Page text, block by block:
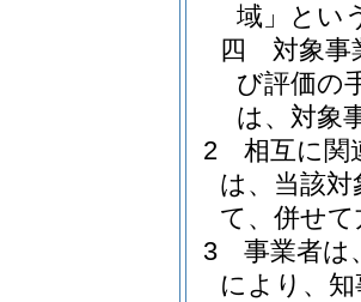
域」とい
四
対象事
び評価の
は、対象
2
相互に関
は、当該
て、併せ
3
事業者は
により、